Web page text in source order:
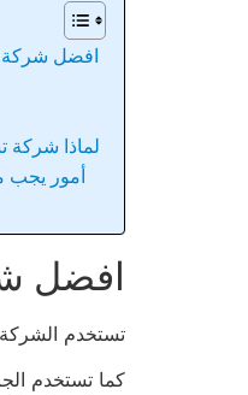
افضل شركة
لماذا شركة
أمور يجب
افضل
تستخدم
كما تستخدم